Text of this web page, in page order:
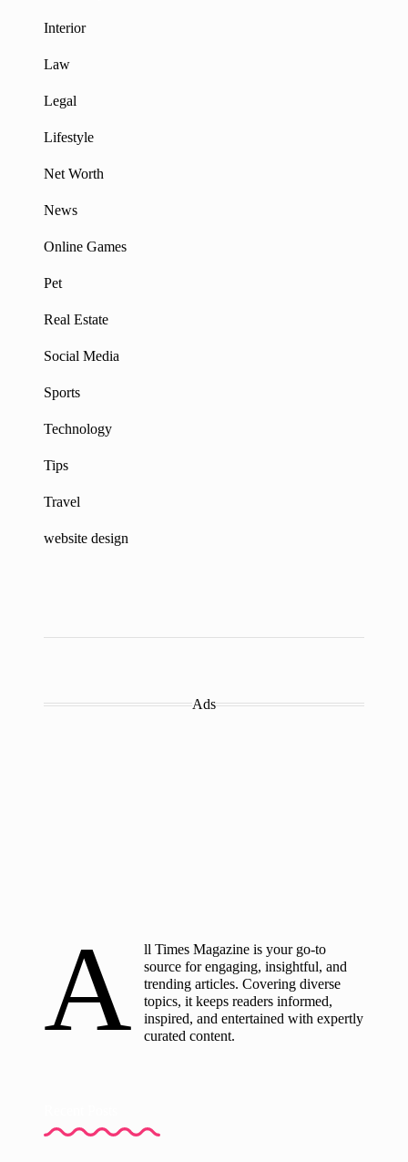
Interior
Law
Legal
Lifestyle
Net Worth
News
Online Games
Pet
Real Estate
Social Media
Sports
Technology
Tips
Travel
website design
Ads
A
ll Times Magazine is your go-to
source for engaging, insightful, and
trending articles. Covering diverse
topics, it keeps readers informed,
inspired, and entertained with expertly
curated content.